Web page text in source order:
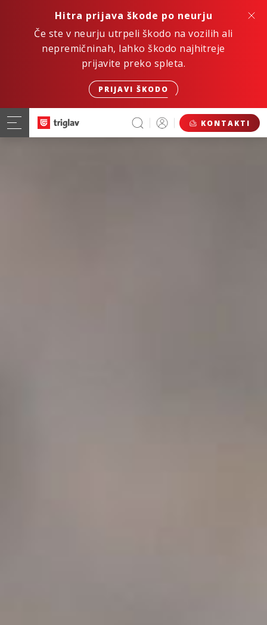
Hitra prijava škode po neurju
Če ste v neurju utrpeli škodo na vozilih ali
nepremičninah, lahko škodo najhitreje
prijavite preko spleta.
PRIJAVI ŠKODO
KONTAKTI